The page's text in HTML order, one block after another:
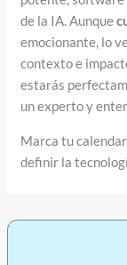
de la IA. Aunque
emocionante, lo
contexto e
estarás
un experto y
Marca tu
definir la